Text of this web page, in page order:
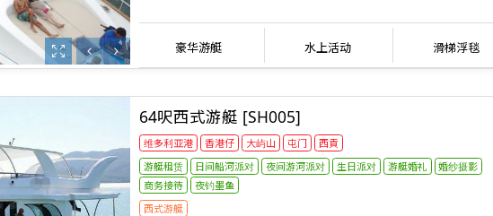
豪华游艇 水上活动 滑梯浮毯
64呎西式游艇 [SH005]
维多利亚港 香港仔 大屿山 屯门
西貢
游艇租赁
日间船河派对 夜间游河派对 生日派对 游艇婚礼
婚纱摄影
商务接待
夜钓墨鱼
西式游艇